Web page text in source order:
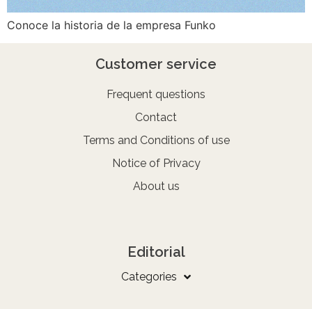
Conoce la historia de la empresa Funko
Customer service
Frequent questions
Contact
Terms and Conditions of use
Notice of Privacy
About us
Editorial
Categories